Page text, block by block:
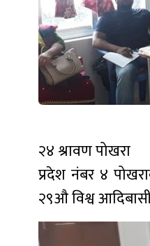
२४ श्रावण पोखरा
प्रदेश नंबर ४
२९औ विश्व